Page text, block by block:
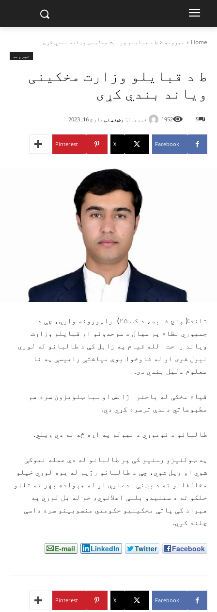
Home خبرونه ط د قبایلو وزارت مخکینی ویاند بندي کړی
خبرونه
ط د قبایلو وزارت مخکینی
ویاند بندي کړی
خبریال: رښتینی مارچ 16, 2023 5
1952
Facebook
X
Pinterest
تاند:( پنج شنبه، د کب ۲۵) راپورونه وایي، چې د
جمهوري نظام پر مهال د سرحدونو او قبایلو وزارت
ویاند راحت الله قیام په زابل کې د طالبانو له لوري
نیول شوی او له شاوخوا یوې میاشتې راهیسې په نا
معلوم دلیل بندي دی.
قیام مخکې له باختر اژانس او سبا ټلویزون سره هم
مطبوعاتي دندې ترسره کړي دي.
طالبانو د نوموړي د نیولو په اړه څه نه دي ویلي.
په ټولنیزو رسنیو کې پر طالبانو له دې عمله نیوکې
شوي او ویل شوي، چې د طالبانو رژیم له یوه لوري خپلو
مخالفانو ته د بښنې ادعاوې او له هېواده بهر ته تللو
خلکو ته د ستنیدو بلنې اعلانوي، خو له بل لوري په
هېواد کې پاتې مخکینیو حکومتي منسوبینو سره داسې
چلند کوي.
Facebook
Twitter
LinkedIn
E-mail
Facebook
X
Pinterest